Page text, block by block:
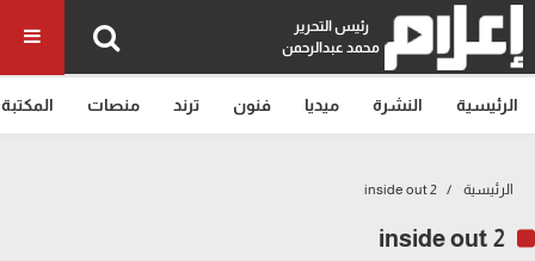
رئيس التحرير
محمد عبدالرحمن
الرئيسية النشرة ميديا فنون ترند منصات المكتبة
الرئيسية inside out 2
inside out 2